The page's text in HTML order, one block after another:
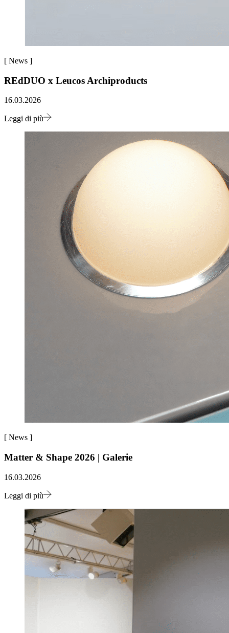
[ News ]
REdDUO x Leucos Archiproducts
16.03.2026
Leggi di più
[ News ]
Matter & Shape 2026 | Galerie
16.03.2026
Leggi di più